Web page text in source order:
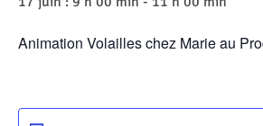
Animation Volailles chez Marie au